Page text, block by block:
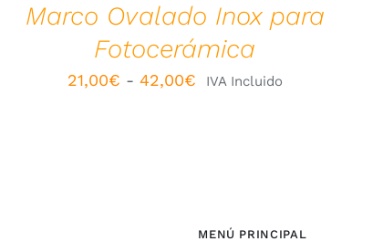
EN
LA
PÁGINA
DE
Marco Ovalado Inox para
Fotocerámica
21,00€ - 42,00€Rango
IVA Incluido
MENÚ PRINCIPAL